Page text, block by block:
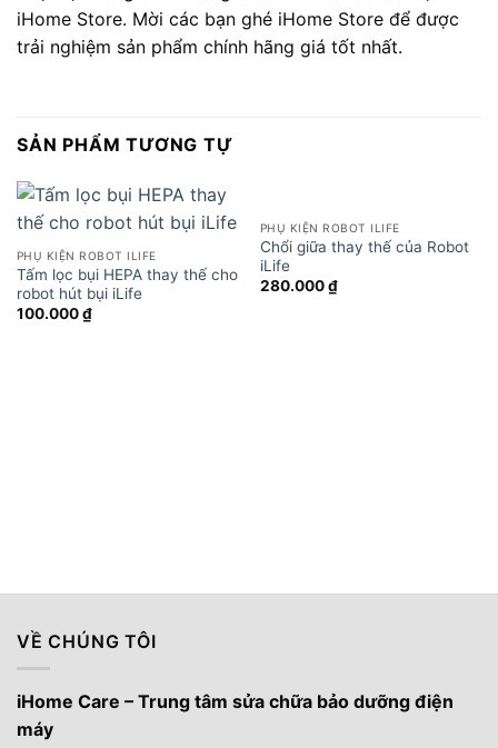
iHome Store. Mời các bạn ghé iHome Store để được
trải nghiệm sản phẩm chính hãng giá tốt nhất.
SẢN PHẨM TƯƠNG TỰ
PHỤ KIỆN ROBOT ILIFE
Tấm lọc bụi HEPA thay thế cho
robot hút bụi iLife
100.000₫
PHỤ KIỆN ROBOT ILIFE
Chổi giữa thay thế của Robot
iLife
280.000₫
VỀ CHÚNG TÔI
iHome Care – Trung tâm sửa chữa bảo dưỡng điện
máy